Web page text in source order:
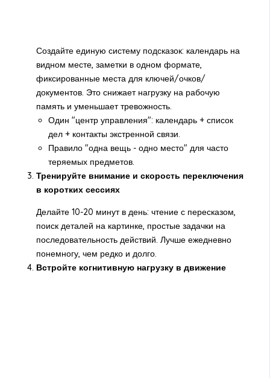
Создайте единую систему подсказок: календарь на
видном месте, заметки в одном формате,
фиксированные места для ключей/очков/
документов. Это снижает нагрузку на рабочую
память и уменьшает тревожность.
Один "центр управления": календарь + список
дел + контакты экстренной связи.
Правило "одна вещь - одно место" для часто
теряемых предметов.
Тренируйте внимание и скорость переключения
в коротких сессиях
Делайте 10-20 минут в день: чтение с пересказом,
поиск деталей на картинке, простые задачки на
последовательность действий. Лучше ежедневно
понемногу, чем редко и долго.
Встройте когнитивную нагрузку в движение